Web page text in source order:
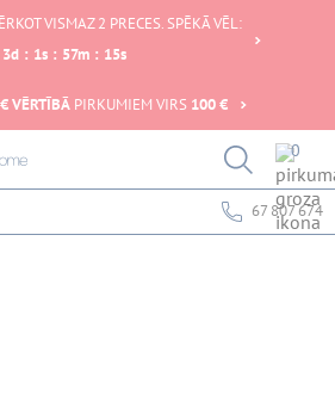
VISMAZ 2 PRECES. SPĒKĀ VĒL:
3d : 1s : 57m : 15s
VĒRTĪBĀ PIRKUMIEM VIRS 100 €
0
67 807 674